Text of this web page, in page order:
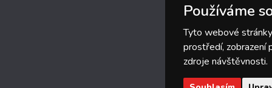
Používáme
Tyto webové
prostředí, zobrazení
zdroje návštěvnosti.